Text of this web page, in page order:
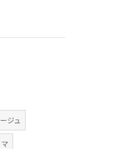
ジュ